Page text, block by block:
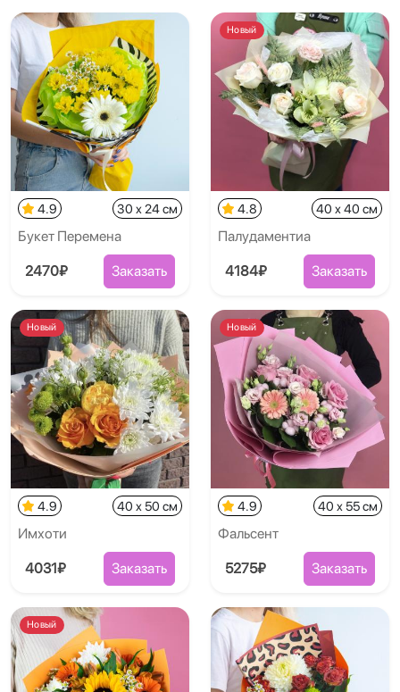
4.9 30 x 24 см
Букет Перемена
2470₽ Заказать
Новый
4.8 40 x 40 см
Палудаментиа
4184₽ Заказать
Новый
4.9 40 x 50 см
Имхоти
4031₽ Заказать
Новый
4.9 40 x 55 см
Фальсент
5275₽ Заказать
Новый